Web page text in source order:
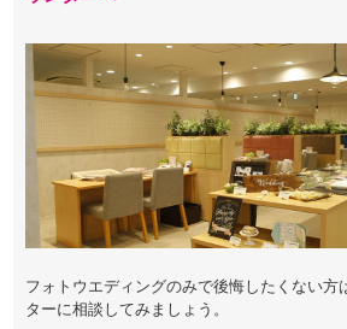
フォトウエディングのみで後悔したくない方
ターに相談してみましょう。